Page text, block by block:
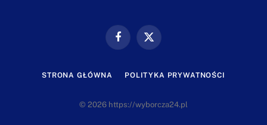
FacebookX
STRONA GŁÓWNA POLITYKA PRYWATNOŚCI
© 2026 https://wyborcza24.pl